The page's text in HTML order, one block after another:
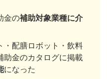
金の補助対象業種に介
・配膳ロボット・飲料
助金のカタログに掲載
になった